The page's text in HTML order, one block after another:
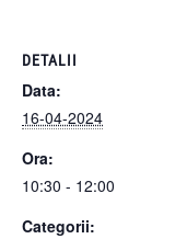
DETALII
Data:
16-04-2024
Ora:
10:30 - 12:00
Categorii: